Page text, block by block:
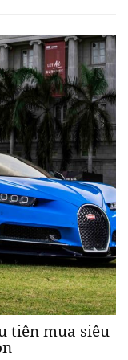
tiên mua siêu